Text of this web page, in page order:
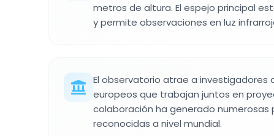
metros de altura. El espejo principal
y permite observaciones en luz
El observatorio atrae a investigadores
europeos que trabajan juntos en
colaboración ha generado numerosas
reconocidas a nivel mundial.